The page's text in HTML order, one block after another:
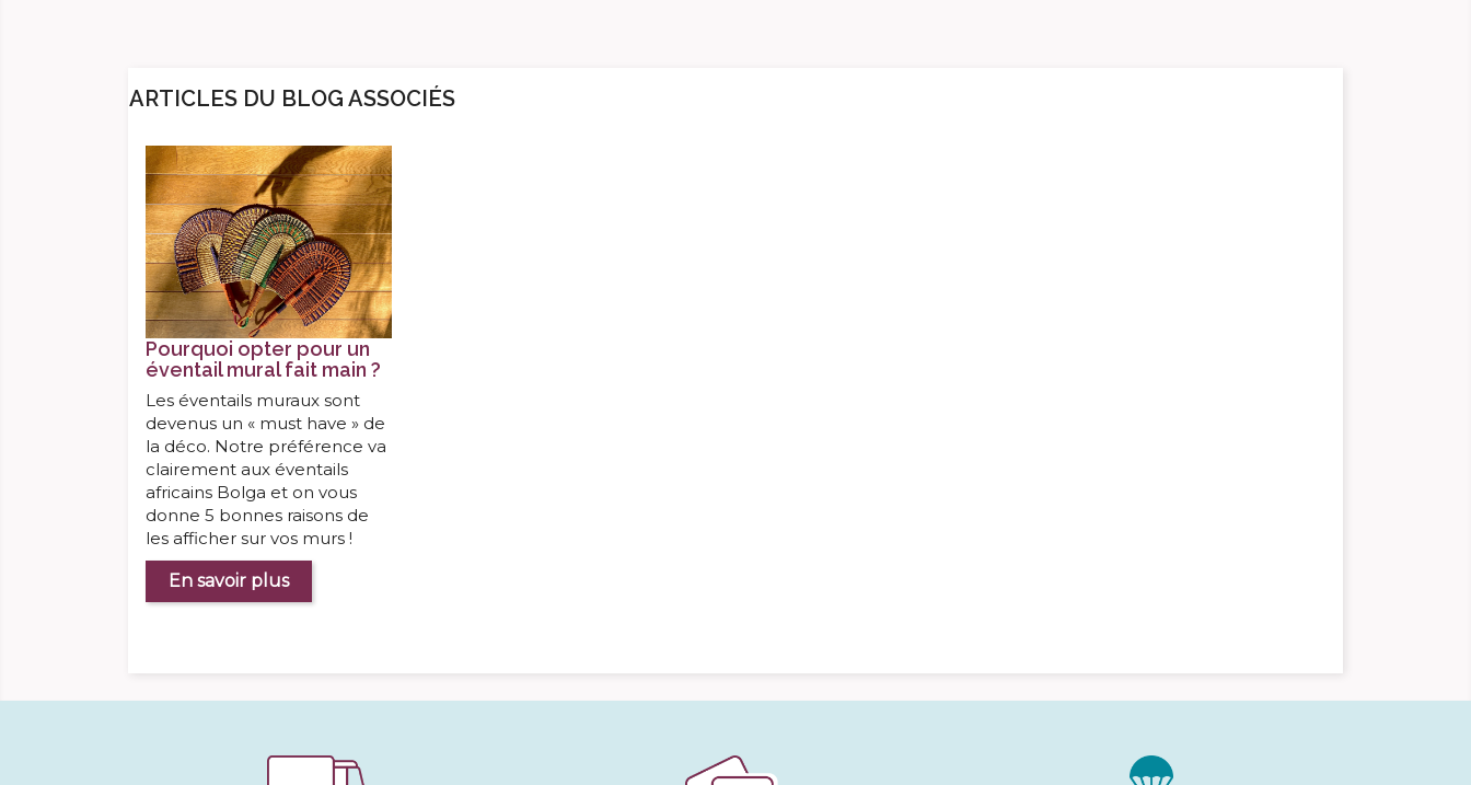
ARTICLES DU BLOG ASSOCIÉS
Pourquoi opter pour un
éventail mural fait main ?
Les éventails muraux sont
devenus un « must have » de
la déco. Notre préférence va
clairement aux éventails
africains Bolga et on vous
donne 5 bonnes raisons de
les afficher sur vos murs !
En savoir plus